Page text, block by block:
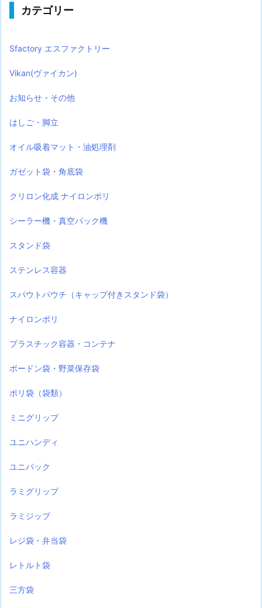
カテゴリー
Sfactory エスファクトリー
Vikan(ヴァイカン)
お知らせ・その他
はしご・脚立
オイル吸着マット・油処理剤
ガゼット袋・角底袋
クリロン化成 ナイロンポリ
シーラー機・真空パック機
スタンド袋
ステンレス容器
スパウトパウチ（キャップ付きスタンド袋）
ナイロンポリ
プラスチック容器・コンテナ
ボードン袋・野菜保存袋
ポリ袋（袋類）
ミニグリップ
ユニハンディ
ユニパック
ラミグリップ
ラミジップ
レジ袋・弁当袋
レトルト袋
三方袋